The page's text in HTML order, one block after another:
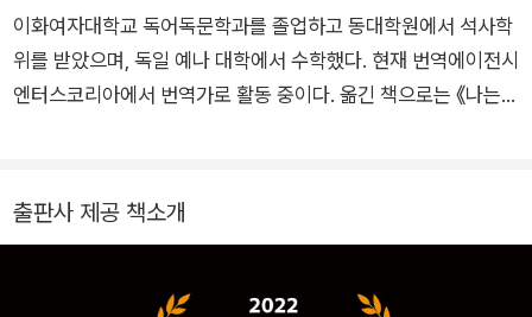
간)을 냈다. 2021년 자미라 엘 우아실과 함께 쓴 『세상은 이야기
로 만들어졌다』가 슈피겔 베스트셀러가 되었으며, 독일 논픽션상
최종 후보로 올랐다. 화이트와인과 멋진 첫 문장을 좋아한다.
이화여자대학교 독어독문학과를 졸업하고 동대학원에서 석사학
위를 받았으며, 독일 예나 대학에서 수학했다. 현재 번역에이전시
엔터스코리아에서 번역가로 활동 중이다. 옮긴 책으로는 《나는
출판사 제공 책소개